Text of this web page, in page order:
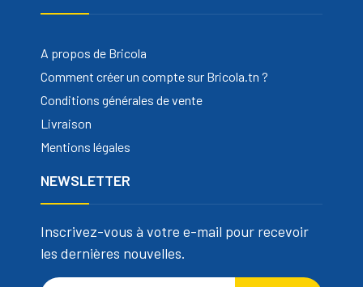
A propos de Bricola
Comment créer un compte sur Bricola.tn ?
Conditions générales de vente
Livraison
Mentions légales
NEWSLETTER
Inscrivez-vous à votre e-mail pour recevoir
les dernières nouvelles.